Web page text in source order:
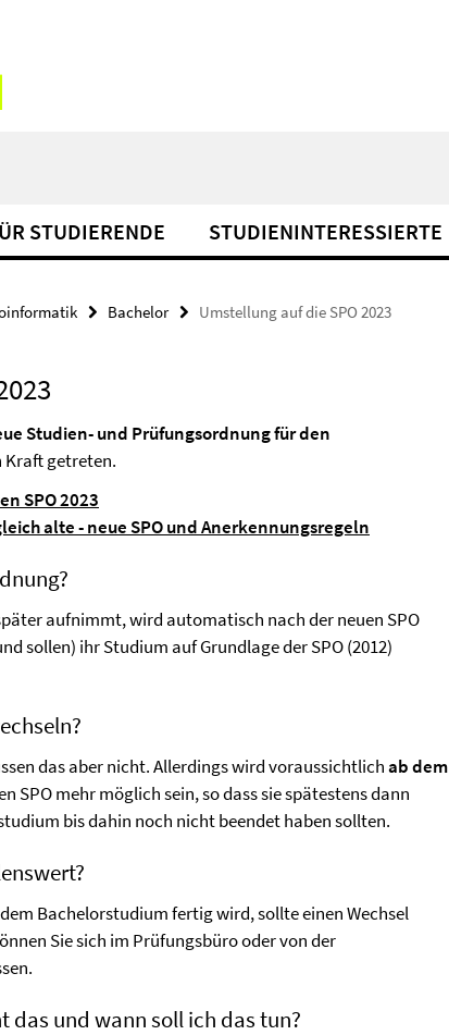
STUDIERENDE STUDIENINTERESSIERTE
Bachelor Umstellung auf die SPO 2023
Studien- und Prüfungsordnung für den
Kraft getreten.
SPO 2023
alte - neue SPO und Anerkennungsregeln
aufnimmt, wird automatisch nach der neuen SPO
sollen) ihr Studium auf Grundlage der SPO (2012)
das aber nicht. Allerdings wird voraussichtlichab dem
SPO mehr möglich sein, so dass sie spätestens dann
bis dahin noch nicht beendet haben sollten.
Bachelorstudium fertig wird, sollte einen Wechsel
Sie sich im Prüfungsbüro oder von der
das und wann soll ich das tun?